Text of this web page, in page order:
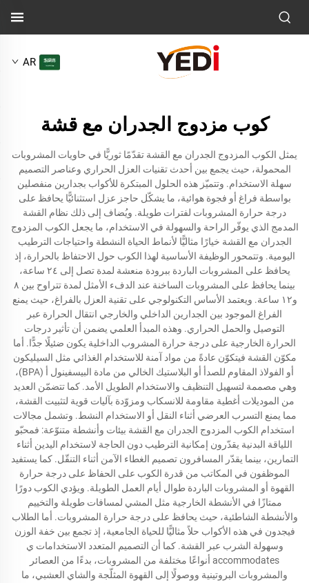
AR
كوب مزدوج الجدران مع قشة
يمثل الكوب المزدوج الجدران مع القشة تقدّمًا ثوريًّا في حاويات المشروبات
المحمولة، حيث يجمع بين أحدث تقنيات العزل الحراري وعناصر التصميم
سهلة الاستخدام. وتتميّز هذه الحلول المبتكرة للأكواب بجدارين منفصلين
بواسطة فراغ أو فجوة هوائية، ما يشكّل حاجز عزل استثنائيًّا يحافظ على
درجة حرارة المشروبات لفترات طويلة. ويُضاف إلى ذلك نظام القشة
المدمج الذي يوفّر الراحة والسهولة في الاستخدام، ما يجعل الكوب المزدوج
الجدران مع القشة خيارًا مثاليًّا لأنماط الحياة النشطة واحتياجات الترطيب
اليومية. وتتمحور الوظيفة الأساسية لهذا الكوب حول الاحتفاظ بالحرارة، إذ
يحافظ على المشروبات الباردة ببرودة منعشة لمدة تصل إلى ٢٤ ساعة،
بينما يحافظ على المشروبات الساخنة عند الدفء الأمثل لمدة تتراوح بين ٨
و١٢ ساعة. ويعتمد الأساس التكنولوجي على تقنية العزل بالفراغ، حيث يمنع
الفراغ الموجود بين الجدارين الداخلي والخارجي انتقال الحرارة عبر
التوصيل والحمل الحراري. وهذه المبدأ العلمي يضمن أن تأثير درجات
الحرارة الخارجية على درجة حرارة المشروب الداخلية يكون ضئيلًا جدًّا. أما
مكوّن القشة فيتكوّن عادةً من مواد آمنة للاستخدام الغذائي مثل السيليكون
أو الفولاذ المقاوم للصدأ أو البلاستيك الخالي من مادة البيسفينول أ (BPA)،
وهي مصممة لتسهيل التنظيف والاستخدام الطويل الأمد. كما تتضمّن العديد
من الموديلات أغطية مقاومة للانسكاب ومزوّدة بآليات قوية لتثبيت القشة،
مما يمنع التسرب العرضي أثناء النقل أو الاستخدام النشط. وتشمل مجالات
استخدام الكوب المزدوج الجدران مع القشة بيئات وأنشطة متنوّعة: فمحبّو
اللياقة البدنية يقدّرون إمكانية الترطيب دون الحاجة لاستخدام اليدين أثناء
التمارين، بينما يقدّر المسافرون تصميم الغطاء الآمن أثناء التنقّل. كما يستفيد
الموظفون في المكاتب من قدرة الكوب على الحفاظ على درجة حرارة
القهوة أو المشروبات الباردة طوال أيام العمل الطويلة. ويؤدي الكوب دورًا
ممتازًا في الأنشطة الخارجية مثل المشي لمسافات طويلة والتخييم
والأنشطة الشاطئية، حيث يحافظ على درجة حرارة المشروبات. أما الطلاب
فيجدون في هذه الأكواب حلاً مثاليًّا للحياة الجامعية، إذ تجمع بين خفة الوزن
وسهولة الشرب عبر القشة. كما أن التصميم المتعدد الاستخدامات ي
accommodates أنواعًا مختلفة من المشروبات، بدءًا من العصائر
والمشروبات البروتينية ووصولًا إلى القهوة المثلّجة والشاي العشبي، ما